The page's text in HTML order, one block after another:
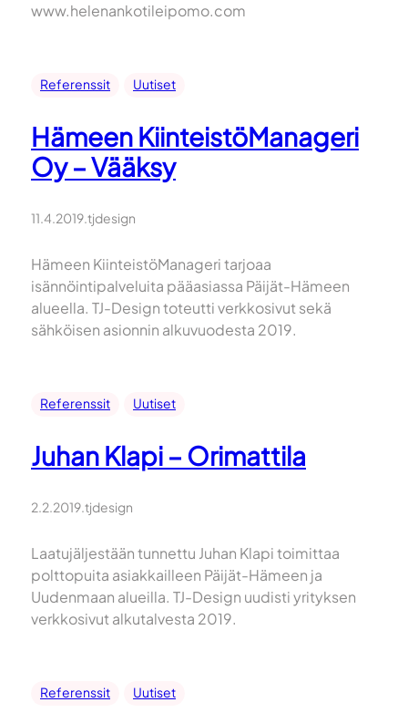
www.helenankotileipomo.com
Referenssit Uutiset
Hämeen KiinteistöManageri
Oy – Vääksy
11.4.2019.tjdesign
Hämeen KiinteistöManageri tarjoaa
isännöintipalveluita pääasiassa Päijät-Hämeen
alueella. TJ-Design toteutti verkkosivut sekä
sähköisen asionnin alkuvuodesta 2019.
Referenssit Uutiset
Juhan Klapi – Orimattila
2.2.2019.tjdesign
Laatujäljestään tunnettu Juhan Klapi toimittaa
polttopuita asiakkailleen Päijät-Hämeen ja
Uudenmaan alueilla. TJ-Design uudisti yrityksen
verkkosivut alkutalvesta 2019.
Referenssit Uutiset